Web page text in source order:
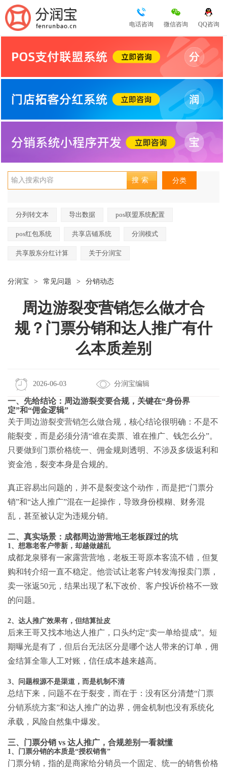
QQ咨询
微信咨询
电话咨询
分类
分列转文本 导出数据 pos联盟系统配置
pos红包系统 共享店铺系统 分润模式
共享股东分红计算 关于分润宝
分润宝 > 常见问题 > 分销动态
周边游裂变营销怎么做才合
规？门票分销和达人推广有什
么本质差别
2026-06-03 分润宝编辑
一、先给结论：周边游裂变要合规，关键在“身份界
定”和“佣金逻辑”
关于周边游裂变营销怎么做合规 ，核心结论很明确：不是不
能裂变，而是必须分清“谁在卖票、谁在推广、钱怎么分”。
只要做到门票价格统一、佣金规则透明、不涉及多级返利和
资金池，裂变本身是合规的。
真正容易出问题的，并不是裂变这个动作，而是把“门票分
销”和“达人推广”混在一起操作，导致身份模糊、财务混
乱，甚至被认定为违规分销。
二、真实场景：成都周边游营地王老板踩过的坑
1、想靠老客户带新，却越做越乱
成都龙泉驿有一家露营营地，老板王哥原本客流不错，但复
购和转介绍一直不稳定。他尝试让老客户转发海报卖门票，
卖一张返50元，结果出现了私下改价、客户投诉价格不一致
的问题。
2、达人推广效果有，但结算扯皮
后来王哥又找本地达人推广，口头约定“卖一单给提成”。短
期曝光是有了，但后台无法区分是哪个达人带来的订单，佣
金结算全靠人工对账，信任成本越来越高。
3、问题根源不是渠道，而是机制不清
总结下来，问题不在于裂变，而在于：没有区分清楚“门票
分销系统方案”和达人推广的边界，佣金机制也没有系统化
承载，风险自然集中爆发。
三、门票分销 vs 达人推广，合规差别一看就懂
1、门票分销的本质是“授权销售”
门票分销，指的是商家给分销员一个固定、统一的销售价格